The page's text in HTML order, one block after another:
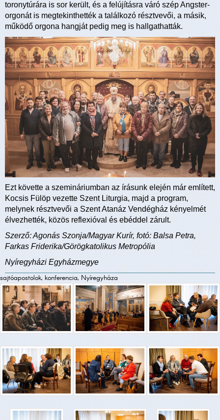
toronytúrára is sor került, és a felújításra váró szép Angster-
orgonát is megtekinthették a találkozó résztvevői, a másik,
működő orgona hangját pedig meg is hallgathatták.
Ezt követte a szemináriumban az írásunk elején már említett,
Kocsis Fülöp vezette Szent Liturgia, majd a program,
melynek résztvevői a Szent Atanáz Vendégház kényelmét
élvezhették, közös reflexióval és ebéddel zárult.
Szerző: Agonás Szonja/Magyar Kurír, fotó: Balsa Petra,
Farkas Friderika/Görögkatolikus Metropólia
Nyíregyházi Egyházmegye
sajtóapostolok, konferencia, Nyíregyháza